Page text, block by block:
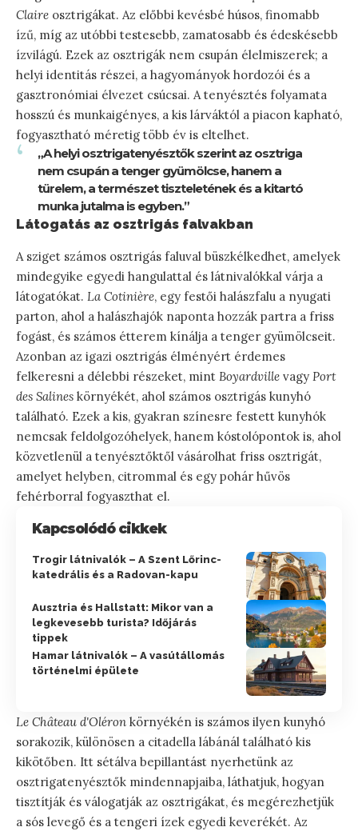
Claire osztrigákat. Az előbbi kevésbé húsos, finomabb
ízű, míg az utóbbi testesebb, zamatosabb és édeskésebb
ízvilágú. Ezek az osztrigák nem csupán élelmiszerek; a
helyi identitás részei, a hagyományok hordozói és a
gasztronómiai élvezet csúcsai. A tenyésztés folyamata
hosszú és munkaigényes, a kis lárváktól a piacon kapható,
fogyasztható méretig több év is eltelhet.
„A helyi osztrigatenyésztők szerint az osztriga
nem csupán a tenger gyümölcse, hanem a
türelem, a természet tiszteletének és a kitartó
munka jutalma is egyben.”
Látogatás az osztrigás falvakban
A sziget számos osztrigás faluval büszkélkedhet, amelyek
mindegyike egyedi hangulattal és látnivalókkal várja a
látogatókat. La Cotinière, egy festői halászfalu a nyugati
parton, ahol a halászhajók naponta hozzák partra a friss
fogást, és számos étterem kínálja a tenger gyümölcseit.
Azonban az igazi osztrigás élményért érdemes
felkeresni a délebbi részeket, mint Boyardville vagy Port
des Salines környékét, ahol számos osztrigás kunyhó
található. Ezek a kis, gyakran színesre festett kunyhók
nemcsak feldolgozóhelyek, hanem kóstolópontok is, ahol
közvetlenül a tenyésztőktől vásárolhat friss osztrigát,
amelyet helyben, citrommal és egy pohár hűvös
fehérborral fogyaszthat el.
Kapcsolódó cikkek
Trogir látnivalók – A Szent Lőrinc-
katedrális és a Radovan-kapu
Ausztria és Hallstatt: Mikor van a
legkevesebb turista? Időjárás
tippek
Hamar látnivalók – A vasútállomás
történelmi épülete
Le Château d'Oléron környékén is számos ilyen kunyhó
sorakozik, különösen a citadella lábánál található kis
kikötőben. Itt sétálva bepillantást nyerhetünk az
osztrigatenyésztők mindennapjaiba, láthatjuk, hogyan
tisztítják és válogatják az osztrigákat, és megérezhetjük
a sós levegő és a tengeri ízek egyedi keverékét. Az